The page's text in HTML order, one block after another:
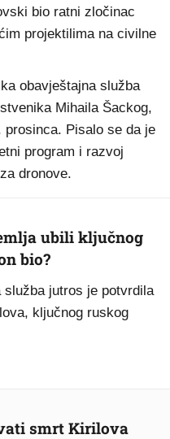
bio ratni zločinac
projektilima na civilne
obavještajna služba
Mihaila Šackog,
Pisalo se da je
program i razvoj
dronove.
ubili ključnog
bio?
jutros je potvrdila
ključnog ruskog
smrt Kirilova